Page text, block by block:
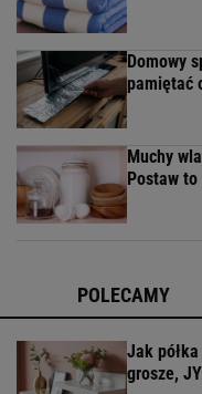
Domowy
pamiętać
Muchy
Postaw
POLECAMY
Jak
grosze,